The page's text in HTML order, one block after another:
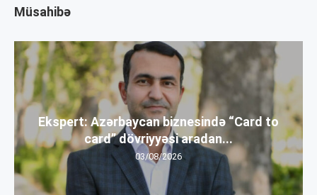
Müsahibə
Ekspert: Azərbaycan biznesində “Card to
card” dövriyyəsi aradan...
03/08/2026